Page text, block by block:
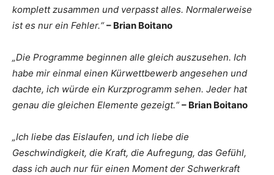
komplett zusammen und verpasst alles. Normalerweise
ist es nur ein Fehler.“– Brian Boitano
„Die Programme beginnen alle gleich auszusehen. Ich
habe mir einmal einen Kürwettbewerb angesehen und
dachte, ich würde ein Kurzprogramm sehen. Jeder hat
genau die gleichen Elemente gezeigt.“– Brian Boitano
„Ich liebe das Eislaufen, und ich liebe die
Geschwindigkeit, die Kraft, die Aufregung, das Gefühl,
dass ich auch nur für einen Moment der Schwerkraft